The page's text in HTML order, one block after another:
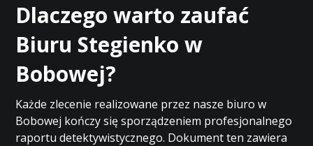
Dlaczego warto zaufać
Biuru Stegienko w
Bobowej?
Każde zlecenie realizowane przez nasze biuro w
Bobowej kończy się sporządzeniem profesjonalnego
raportu detektywistycznego. Dokument ten zawiera